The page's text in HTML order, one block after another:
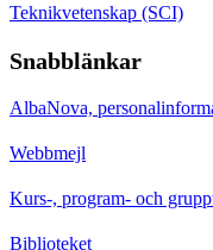
Teknikvetenskap (SCI)
Snabblänkar
AlbaNova,
Webbmejl
Kurs-, program- och
Biblioteket